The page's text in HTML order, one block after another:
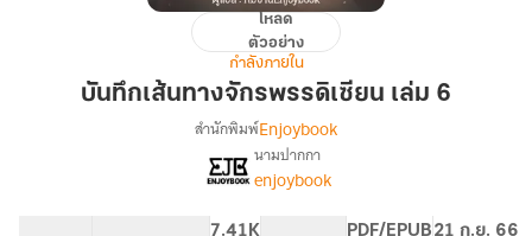
บันทึก
ทาง
โหลด
ตัวอย่าง
กำลังภายใน
บันทึกเส้นทางจักรพรรดิเซียน เล่ม 6
เรื่อง [จบ]บันทึก
เส้น
สำนักพิมพ์Enjoybook
นามปากกา
enjoybook
7.41K PDF/EPUB21 ก.ย. 66